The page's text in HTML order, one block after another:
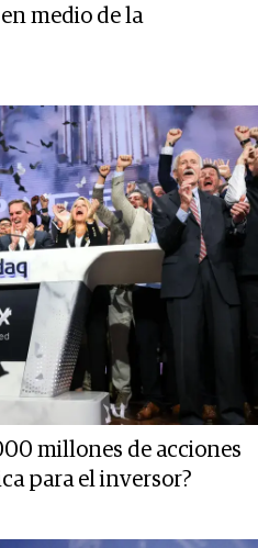
medio de la
millones de acciones
para el inversor?